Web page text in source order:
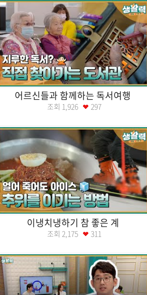
어르신들과 함께하는 독서여행
조회 1,926 297
이냉치냉하기 참 좋은 계
조회 2,175 311